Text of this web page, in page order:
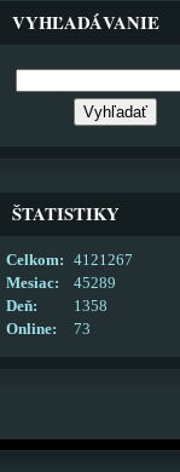
VYHĽADÁVANIE
ŠTATISTIKY
Online: 73
Celkom:
4121267
Mesiac:
45289
Deň:
1358